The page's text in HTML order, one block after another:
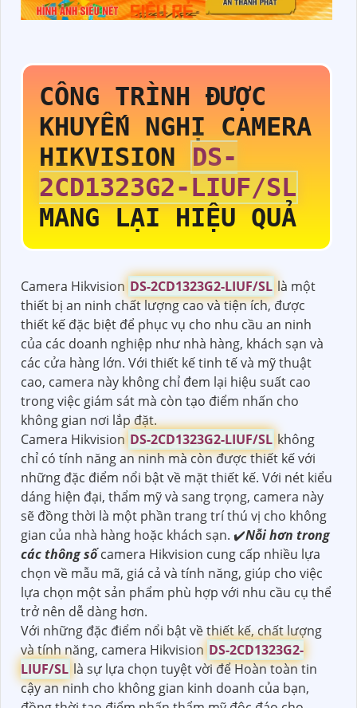
CÔNG TRÌNH ĐƯỢC
KHUYẾN NGHỊ CAMERA
HIKVISION
DS-
2CD1323G2-LIUF/SL
MANG LẠI HIỆU QUẢ
Camera Hikvision DS-2CD1323G2-LIUF/SL là một
thiết bị an ninh chất lượng cao và tiện ích, được
thiết kế đặc biệt để phục vụ cho nhu cầu an ninh
của các doanh nghiệp như nhà hàng, khách sạn và
các cửa hàng lớn. Với thiết kế tinh tế và mỹ thuật
cao, camera này không chỉ đem lại hiệu suất cao
trong việc giám sát mà còn tạo điểm nhấn cho
không gian nơi lắp đặt.
Camera Hikvision DS-2CD1323G2-LIUF/SL không
chỉ có tính năng an ninh mà còn được thiết kế với
những đặc điểm nổi bật về mặt thiết kế. Với nét kiểu
dáng hiện đại, thẩm mỹ và sang trọng, camera này
sẽ đồng thời là một phần trang trí thú vị cho không
gian của nhà hàng hoặc khách sạn. ✔️Nỗi hơn trong
các thông sốcamera Hikvision cung cấp nhiều lựa
chọn về mẫu mã, giá cả và tính năng, giúp cho việc
lựa chọn một sản phẩm phù hợp với nhu cầu cụ thể
trở nên dễ dàng hơn.
Với những đặc điểm nổi bật về thiết kế, chất lượng
và tính năng, camera Hikvision DS-2CD1323G2-
LIUF/SL là sự lựa chọn tuyệt vời để Hoàn toàn tin
cậy an ninh cho không gian kinh doanh của bạn,